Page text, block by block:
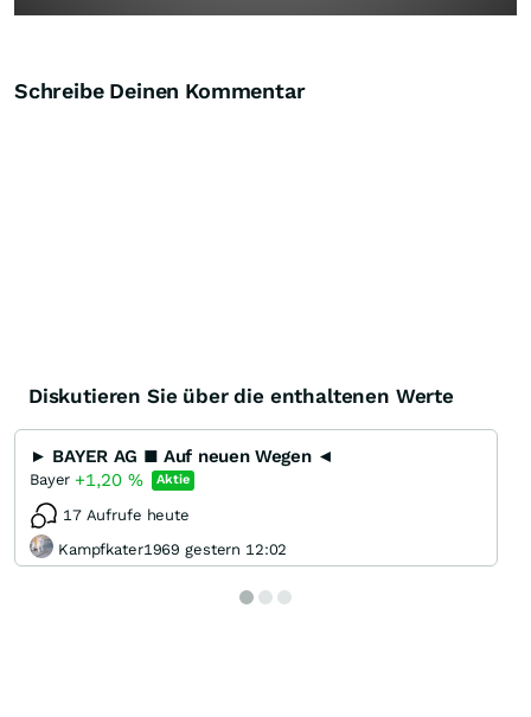
Schreibe Deinen Kommentar
Diskutieren Sie über die enthaltenen Werte
► BAYER AG ■ Auf neuen Wegen ◄
Bayer +1,20 % Aktie
17 Aufrufe heute
Kampfkater1969 gestern 12:02